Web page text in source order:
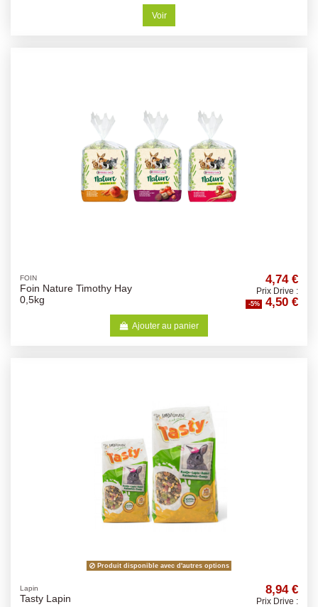
Voir
FOIN
Foin Nature Timothy Hay
0,5kg
4,74 €
Prix Drive :
-5% 4,50 €
Ajouter au panier
Produit disponible avec d'autres options
Lapin
Tasty Lapin
8,94 €
Prix Drive :